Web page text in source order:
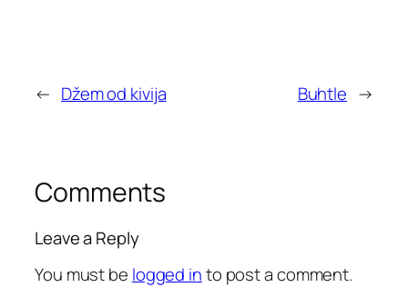
← Džem od kivija Buhtle →
Comments
Leave a Reply
You must be logged into post a comment.